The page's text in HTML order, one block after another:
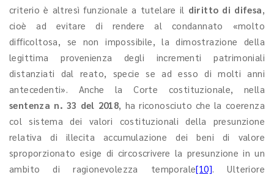
criterio è altresì funzionale a tutelare il diritto di difesa,
cioè ad evitare di rendere al condannato «molto
difficoltosa, se non impossibile, la dimostrazione della
legittima provenienza degli incrementi patrimoniali
distanziati dal reato, specie se ad esso di molti anni
antecedenti». Anche la Corte costituzionale, nella
sentenza n. 33 del 2018, ha riconosciuto che la coerenza
col sistema dei valori costituzionali della presunzione
relativa di illecita accumulazione dei beni di valore
sproporzionato esige di circoscrivere la presunzione in un
ambito di ragionevolezza temporale[10]. Ulteriore